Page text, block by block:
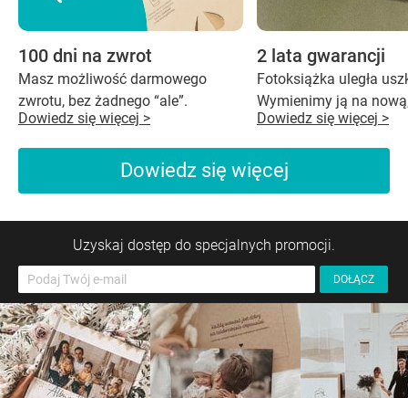
100 dni na zwrot
Masz możliwość darmowego
zwrotu, bez żadnego “ale”.
Dowiedz się więcej >
2 lata gwarancji
Fotoksiążka uległa
Wymienimy ją na
Dowiedz się więcej >
Dowiedz się więcej
Uzyskaj dostęp do specjalnych promocji.